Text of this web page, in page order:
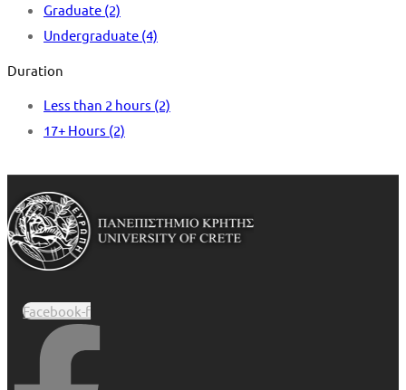
Graduate (2)
Undergraduate (4)
Duration
Less than 2 hours (2)
17+ Hours (2)
Facebook-f